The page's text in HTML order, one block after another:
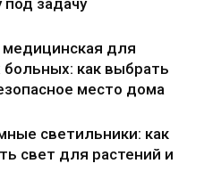
медицинская для
как выбрать
место дома
светильники: как
свет для растений и